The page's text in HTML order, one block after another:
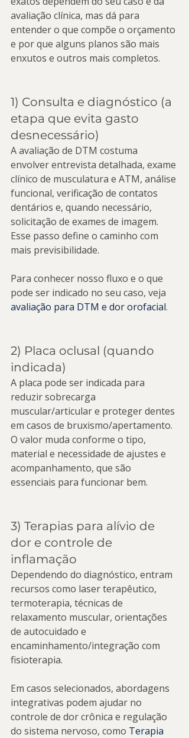
avaliação clínica, mas dá para
entender o que compõe o orçamento
e por que alguns planos são mais
enxutos e outros mais completos.
1) Consulta e diagnóstico (a
etapa que evita gasto
desnecessário)
A avaliação de DTM costuma
envolver entrevista detalhada, exame
clínico de musculatura e ATM, análise
funcional, verificação de contatos
dentários e, quando necessário,
solicitação de exames de imagem.
Esse passo define o caminho com
mais previsibilidade.
Para conhecer nosso fluxo e o que
pode ser indicado no seu caso, veja
avaliação para DTM e dor orofacial.
2) Placa oclusal (quando
indicada)
A placa pode ser indicada para
reduzir sobrecarga
muscular/articular e proteger dentes
em casos de bruxismo/apertamento.
O valor muda conforme o tipo,
material e necessidade de ajustes e
acompanhamento, que são
essenciais para funcionar bem.
3) Terapias para alívio de
dor e controle de
inflamação
Dependendo do diagnóstico, entram
recursos como laser terapêutico,
termoterapia, técnicas de
relaxamento muscular, orientações
de autocuidado e
encaminhamento/integração com
fisioterapia.
Em casos selecionados, abordagens
integrativas podem ajudar no
controle de dor crônica e regulação
do sistema nervoso, como Terapia